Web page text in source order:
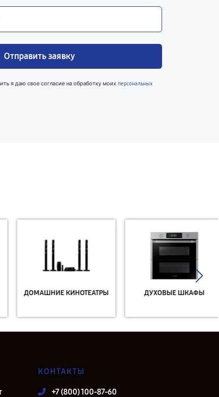
Отправить заявку
я даю свое согласие на обработку моих персональных
ДОМАШНИЕ КИНОТЕАТРЫ ДУХОВЫЕ ШКАФЫ
КОНТАКТЫ
+7 (800) 100-87-60